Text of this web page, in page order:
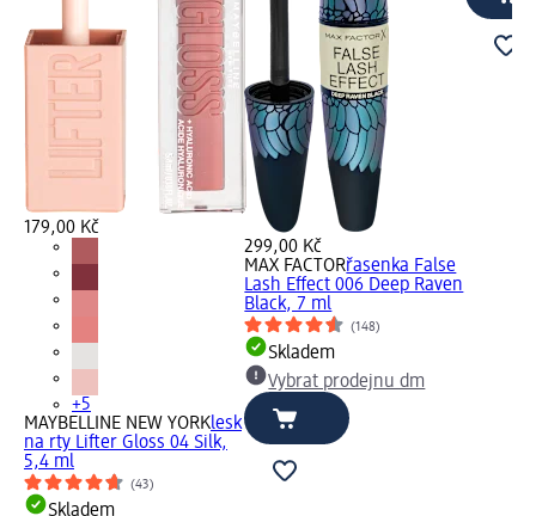
179,00 Kč
+5
MAYBELLINE NEW YORKlesk
na rty Lifter Gloss 04 Silk,
5,4 ml
(43)
Skladem
299,00 Kč
MAX FACTORřasenka False
Lash Effect 006 Deep Raven
Black, 7 ml
(148)
Skladem
Vybrat prodejnu dm